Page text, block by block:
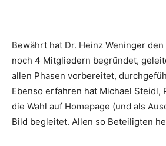
Bewährt hat Dr. Heinz Weninger den
noch 4 Mitgliedern begründet,
allen Phasen vorbereitet,
Ebenso erfahren hat Michael Steidl,
die Wahl auf Homepage (und als
Bild begleitet. Allen so Beteiligten